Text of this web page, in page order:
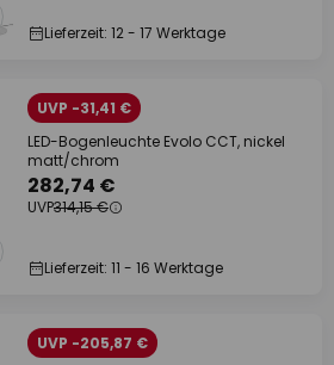
Lieferzeit: 12 - 17 Werktage
UVP -31,41 €
LED-Bogenleuchte Evolo CCT, nickel
matt/chrom
282,74 €
UVP314,15 €
Lieferzeit: 11 - 16 Werktage
UVP -205,87 €